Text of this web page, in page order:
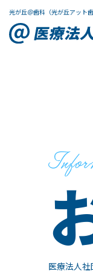
光が丘＠歯科（光が丘アット
医療法人